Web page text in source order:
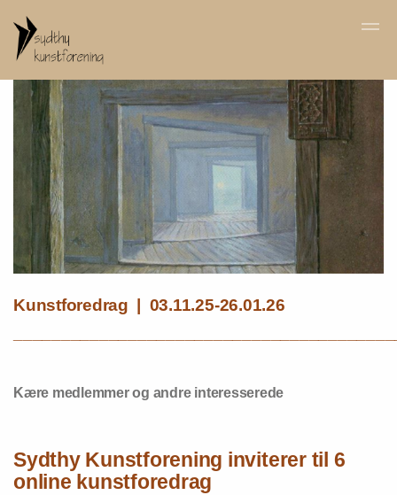
Kunstforedrag | 03.11.25-26.01.26
Kære medlemmer og andre interesserede
Sydthy Kunstforening inviterer til 6
online kunstforedrag